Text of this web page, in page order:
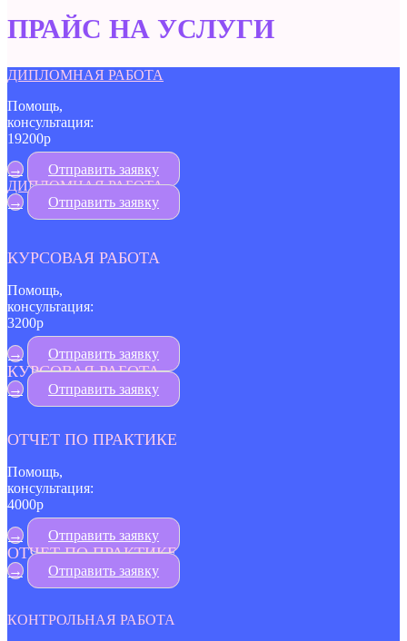
ПРАЙС НА УСЛУГИ
ДИПЛОМНАЯ РАБОТА
Помощь,
консультация:
19200р
→
Отправить заявку
ДИПЛОМНАЯ РАБОТА
→
Отправить заявку
КУРСОВАЯ РАБОТА
Помощь,
консультация:
3200р
→
Отправить заявку
КУРСОВАЯ РАБОТА
→ Отправить заявку
ОТЧЕТ ПО ПРАКТИКЕ
Помощь,
консультация:
4000р
→
Отправить заявку
ОТЧЕТ ПО ПРАКТИКЕ
→ Отправить заявку
КОНТРОЛЬНАЯ РАБОТА